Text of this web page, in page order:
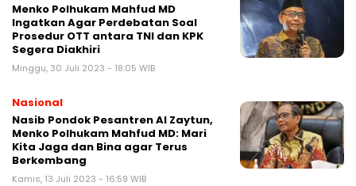
Menko Polhukam Mahfud MD
Ingatkan Agar Perdebatan Soal
Prosedur OTT antara TNI dan KPK
Segera Diakhiri
Minggu, 30 Juli 2023 - 18:05 WIB
Nasional
Nasib Pondok Pesantren Al Zaytun,
Menko Polhukam Mahfud MD: Mari
Kita Jaga dan Bina agar Terus
Berkembang
Kamis, 13 Juli 2023 - 16:59 WIB